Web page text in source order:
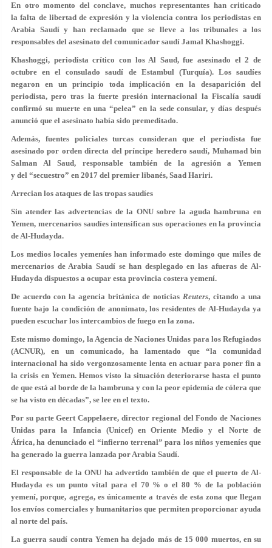
En otro momento del conclave, muchos representantes han criticado
la falta de libertad de expresión y la violencia contra los periodistas en
Arabia Saudí y han reclamado que se lleve a los tribunales a los
responsables del asesinato del comunicador saudí Jamal Khashoggi.
Khashoggi, periodista crítico con los Al Saud, fue asesinado el 2 de
octubre en el consulado saudí de Estambul (Turquía). Los saudíes
negaron en un principio toda implicación en la desaparición del
periodista, pero tras la fuerte presión internacional la Fiscalía saudí
confirmó su muerte en una “pelea” en la sede consular, y días después
anunció que el asesinato había sido premeditado.
Además, fuentes policiales turcas consideran que el periodista fue
asesinado por orden directa del príncipe heredero saudí, Muhamad bin
Salman Al Saud, responsable también de la agresión a Yemen
y del “secuestro” en 2017 del premier libanés, Saad Hariri.
Arrecian los ataques de las tropas saudíes
Sin atender las advertencias de la ONU sobre la aguda hambruna en
Yemen, mercenarios saudíes intensifican sus operaciones en la provincia
de Al-Hudayda.
Los medios locales yemeníes han informado este domingo que miles de
mercenarios de Arabia Saudí se han desplegado en las afueras de Al-
Hudayda dispuestos a ocupar esta provincia costera yemení.
De acuerdo con la agencia británica de noticias Reuters, citando a una
fuente bajo la condición de anonimato, los residentes de Al-Hudayda ya
pueden escuchar los intercambios de fuego en la zona.
Este mismo domingo, la Agencia de Naciones Unidas para los Refugiados
(ACNUR), en un comunicado, ha lamentado que “la comunidad
internacional ha sido vergonzosamente lenta en actuar para poner fin a
la crisis en Yemen. Hemos visto la situación deteriorarse hasta el punto
de que está al borde de la hambruna y con la peor epidemia de cólera que
se ha visto en décadas”, se lee en el texto.
Por su parte Geert Cappelaere, director regional del Fondo de Naciones
Unidas para la Infancia (Unicef) en Oriente Medio y el Norte de
África, ha denunciado el “infierno terrenal” para los niños yemeníes que
ha generado la guerra lanzada por Arabia Saudí.
El responsable de la ONU ha advertido también de que el puerto de Al-
Hudayda es un punto vital para el 70 % o el 80 % de la población
yemení, porque, agrega, es únicamente a través de esta zona que llegan
los envíos comerciales y humanitarios que permiten proporcionar ayuda
al norte del país.
La guerra saudí contra Yemen ha dejado más de 15 000 muertos, en su